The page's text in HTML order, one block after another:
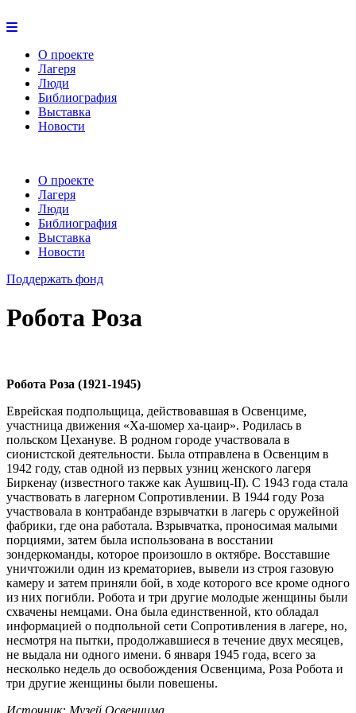
О проекте
Лагеря
Люди
Библиография
Выставка
Новости
О проекте
Лагеря
Люди
Библиография
Выставка
Новости
Поддержать фонд
Робота Роза
Робота Роза (1921-1945)
Еврейская подпольщица, действовавшая в Освенциме,
участница движения «Ха-шомер ха-цаир». Родилась в
польском Цехануве. В родном городе участвовала в
сионистской деятельности. Была отправлена в Освенцим в
1942 году, став одной из первых узниц женского лагеря
Биркенау (известного также как Аушвиц-II). С 1943 года стала
участвовать в лагерном Сопротивлении. В 1944 году Роза
участвовала в контрабанде взрывчатки в лагерь с оружейной
фабрики, где она работала. Взрывчатка, проносимая малыми
порциями, затем была использована в восстании
зондеркоманды, которое произошло в октябре. Восставшие
уничтожили один из крематориев, вывели из строя газовую
камеру и затем приняли бой, в ходе которого все кроме одного
из них погибли. Робота и три другие молодые женщины были
схвачены немцами. Она была единственной, кто обладал
информацией о подпольной сети Сопротивления в лагере, но,
несмотря на пытки, продолжавшиеся в течение двух месяцев,
не выдала ни одного имени. 6 января 1945 года, всего за
несколько недель до освобождения Освенцима, Роза Робота и
три другие женщины были повешены.
Источник: Музей Освенцима